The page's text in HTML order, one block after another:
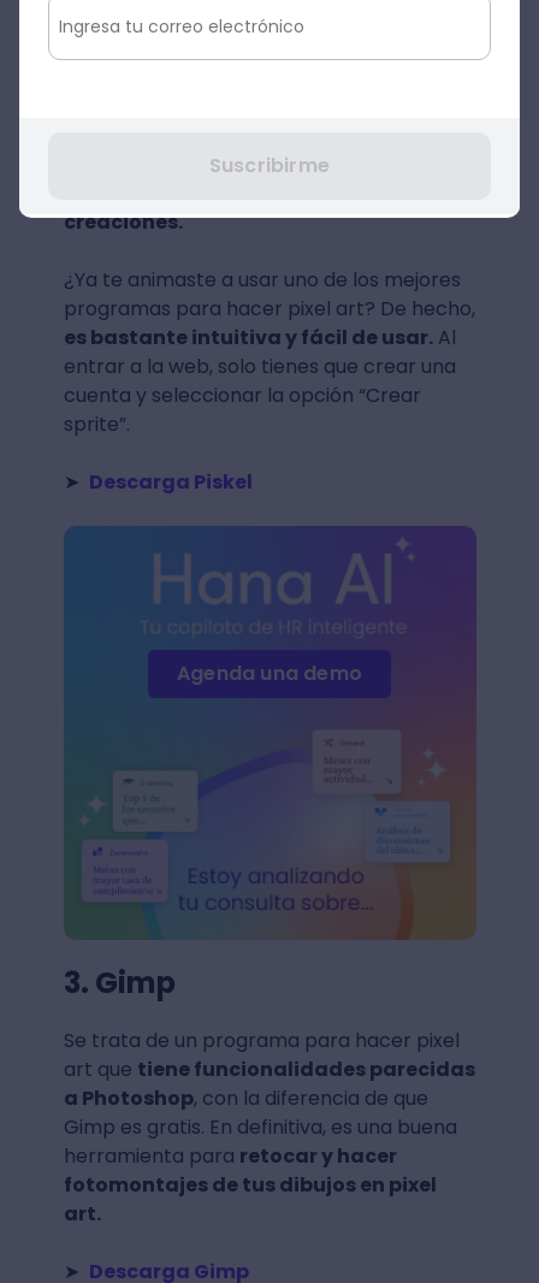
otra posición. De esta forma,
creaciones.
¿Ya te animaste a usar uno de los mejores
programas para hacer pixel art? De hecho,
es bastante intuitiva y fácil de usar.Al
entrar a la web, solo tienes que crear una
cuenta y seleccionar la opción “Crear
sprite”.
➤ Descarga Piskel
Agenda una demo
3. Gimp
Se trata de un programa para hacer pixel
art que tiene funcionalidades parecidas
a Photoshop, con la diferencia de que
Gimp es gratis. En definitiva, es una buena
herramienta para retocar y hacer
fotomontajes de tus dibujos en pixel
art.
➤ Descarga Gimp
Suscribirme